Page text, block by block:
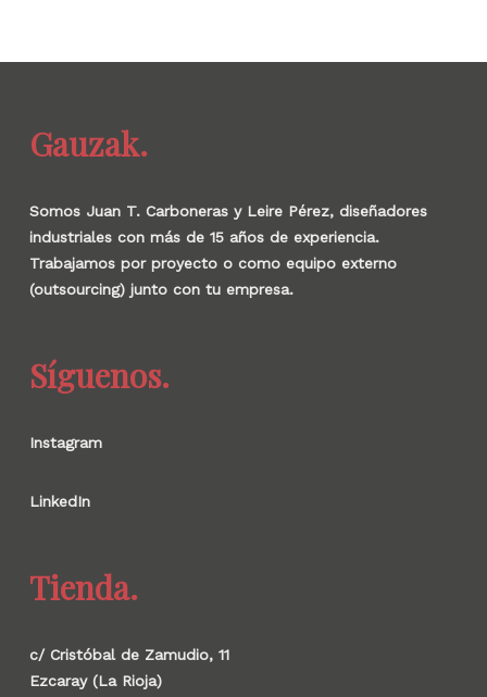
Gauzak.
Somos Juan T. Carboneras y Leire Pérez, diseñadores
industriales con más de 15 años de experiencia.
Trabajamos por proyecto o como equipo externo
(outsourcing) junto con tu empresa.
Síguenos.
Instagram
LinkedIn
Tienda.
c/ Cristóbal de Zamudio, 11
Ezcaray (La Rioja)